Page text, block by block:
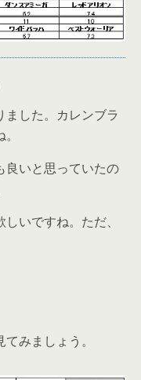
した。カレンブラ
良いと思っていたの
いですね。ただ、
みましょう。